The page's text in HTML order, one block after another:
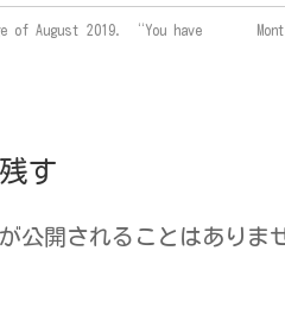
of August 2019. “You have
す
公開されることはありま